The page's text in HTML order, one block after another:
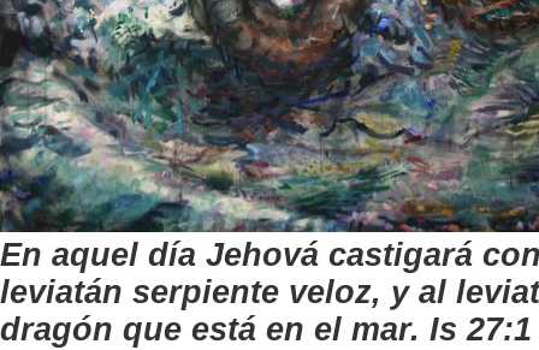
En aquel día Jehová castigará
leviatán serpiente veloz, y al
dragón que está en el mar. Is 27:1